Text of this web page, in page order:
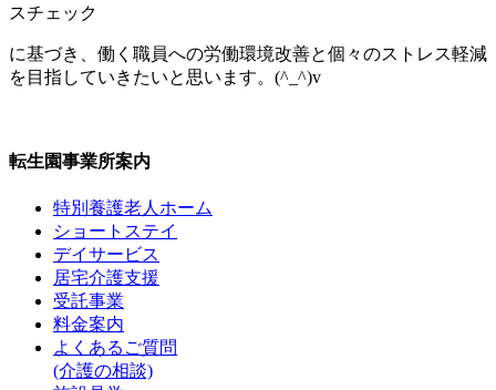
スチェック
に基づき、働く職員への労働環境改善と個々のストレス軽減
を目指していきたいと思います。(^_^)v
転生園事業所案内
特別養護老人ホーム
ショートステイ
デイサービス
居宅介護支援
受託事業
料金案内
よくあるご質問
(介護の相談)